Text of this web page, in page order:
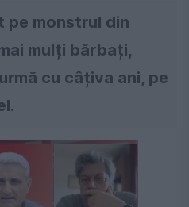
pe monstrul din
mulți bărbați,
cu câțiva ani, pe